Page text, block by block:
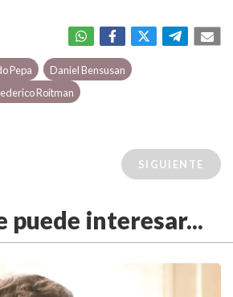
Pepa
Daniel Bensusan
Roitman
SIGUIENTE
puede interesar...